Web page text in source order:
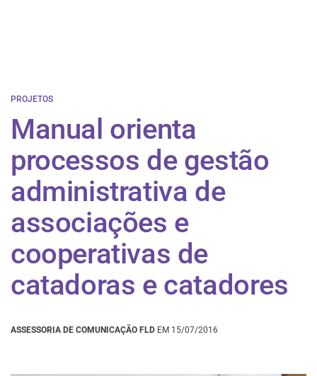
PROJETOS
Manual orienta
processos de gestão
administrativa de
associações e
cooperativas de
catadoras e catadores
ASSESSORIA DE COMUNICAÇÃO FLD EM 15/07/2016